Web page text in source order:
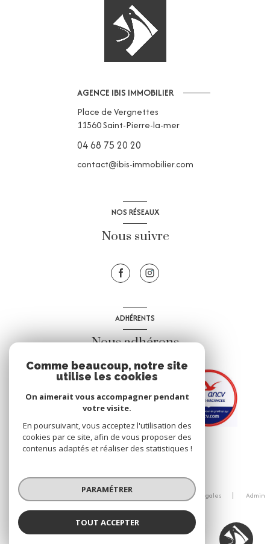
Agence IBIS IMMOBILIER
AGENCE IBIS IMMOBILIER
Place de Vergnettes
11560Saint-Pierre-la-mer
04 68 75 20 20
contact@ibis-immobilier.com
NOS RÉSEAUX
Nous suivre
ADHÉRENTS
Nous adhérons
© 2026 | Tous droits réservés
Nos partenaires Mentions légales
Admin
Comme beaucoup, notre site
utilise les cookies
On aimerait vous accompagner pendant
votre visite.
En poursuivant, vous acceptez l'utilisation des
cookies par ce site, afin de vous proposer des
contenus adaptés et réaliser des statistiques !
PARAMÉTRER
TOUT ACCEPTER